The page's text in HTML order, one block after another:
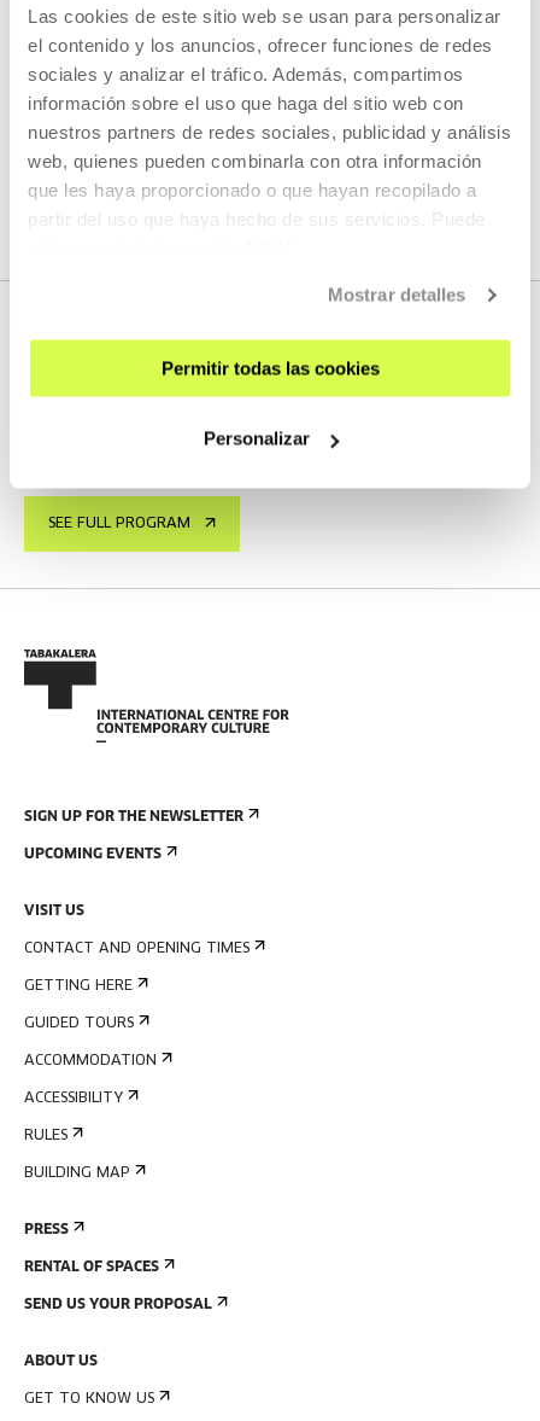
Las cookies de este sitio web se usan para personalizar
el contenido y los anuncios, ofrecer funciones de redes
sociales y analizar el tráfico. Además, compartimos
información sobre el uso que haga del sitio web con
nuestros partners de redes sociales, publicidad y análisis
web, quienes pueden combinarla con otra información
que les haya proporcionado o que hayan recopilado a
partir del uso que haya hecho de sus servicios. Puede
Mostrar detalles
Permitir todas las cookies
Personalizar
Interview with Taxio Ardanaz
SEE
SEE ALL CONTENT
NEXT LIVE STREAMS
SEE FULL PROGRAM
SIGN UP FOR THE NEWSLETTER
UPCOMING EVENTS
VISIT US
CONTACT AND OPENING TIMES
GETTING HERE
GUIDED TOURS
ACCOMMODATION
ACCESSIBILITY
RULES
BUILDING MAP
PRESS
RENTAL OF SPACES
SEND US YOUR PROPOSAL
ABOUT US
GET TO KNOW US